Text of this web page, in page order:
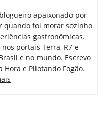
apaixonado por
quando foi morar sozinho
gastronômicas.
portais Terra, R7 e
e no mundo. Escrevo
e Pilotando Fogão.